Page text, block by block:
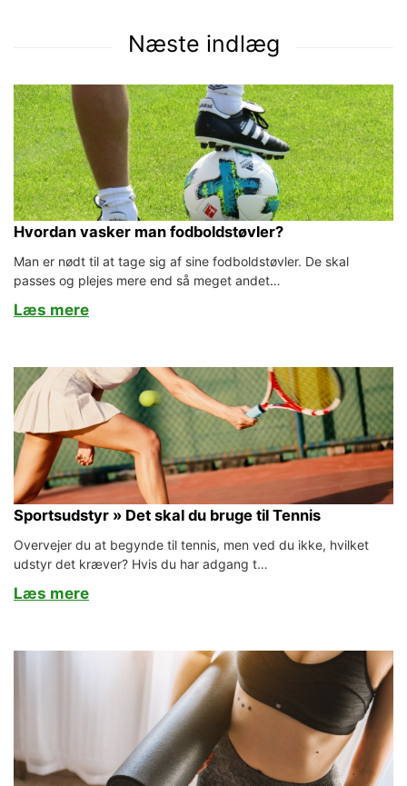
Næste indlæg
Hvordan vasker man fodboldstøvler?
Man er nødt til at tage sig af sine fodboldstøvler. De skal
passes og plejes mere end så meget andet…
Læs mere
Sportsudstyr » Det skal du bruge til Tennis
Overvejer du at begynde til tennis, men ved du ikke, hvilket
udstyr det kræver? Hvis du har adgang t…
Læs mere